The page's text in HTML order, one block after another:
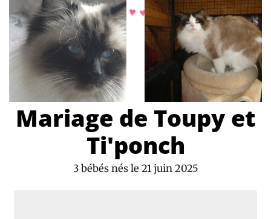
♥
♥
♥
♥
Mariage de Toupy et
Ti'ponch
3 bébés nés le 21 juin 2025